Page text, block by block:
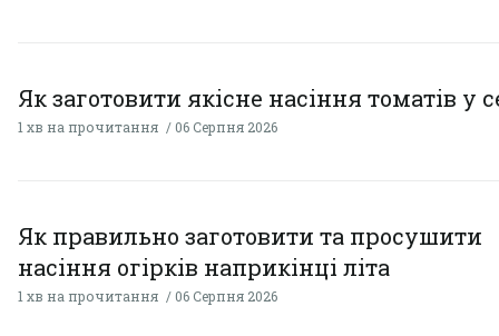
Як заготовити якісне насіння томатів у
1 хв на прочитання 06 Серпня 2026
Як правильно заготовити та просушити
насіння огірків наприкінці літа
1 хв на прочитання 06 Серпня 2026